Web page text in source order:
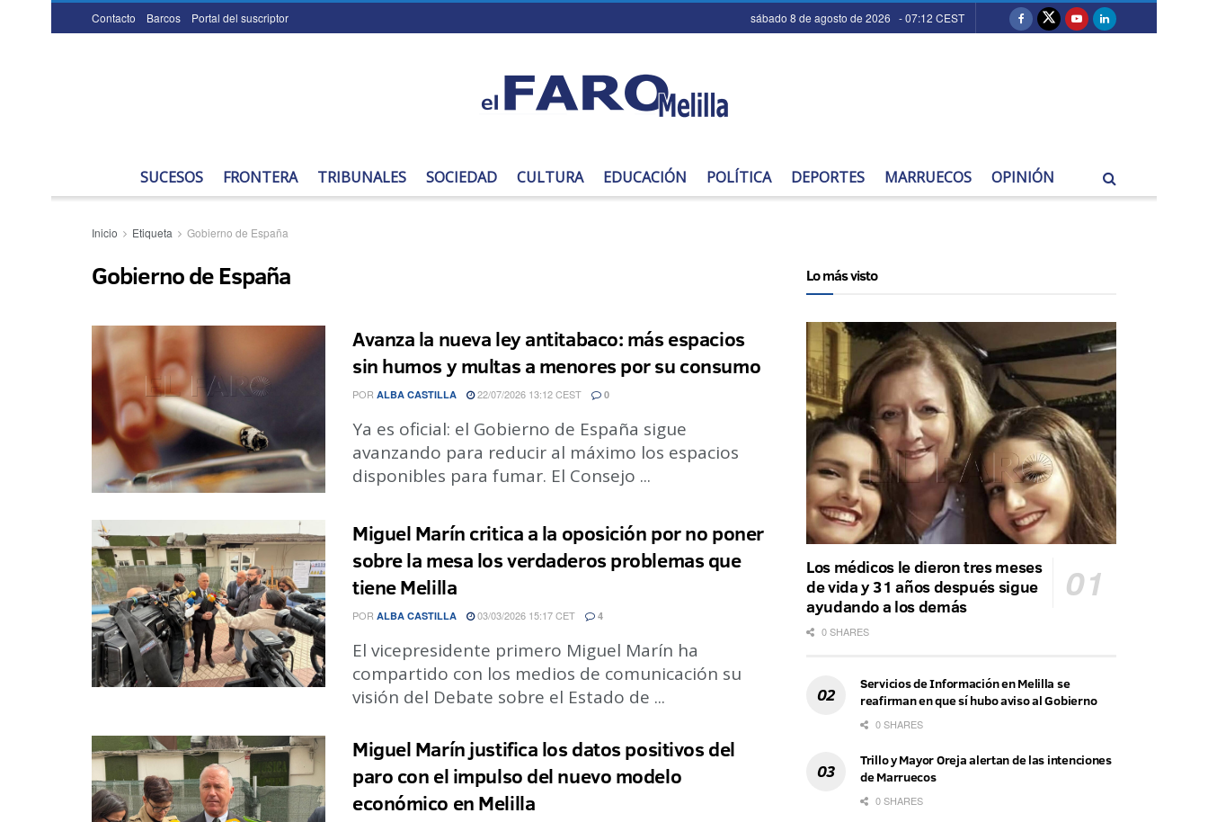
Contacto Barcos Portal del suscriptor sábado 8 de agosto de 2026 - 07:12 CEST
SUCESOS FRONTERA TRIBUNALES SOCIEDAD CULTURA EDUCACIÓN POLÍTICA DEPORTES MARRUECOS OPINIÓN
Inicio Etiqueta Gobierno de España
Gobierno de España
Avanza la nueva ley antitabaco: más espacios
sin humos y multas a menores por su consumo
POR ALBA CASTILLA 22/07/2026 13:12 CEST 0
Ya es oficial: el Gobierno de España sigue
avanzando para reducir al máximo los espacios
disponibles para fumar. El Consejo ...
Miguel Marín critica a la oposición por no poner
sobre la mesa los verdaderos problemas que
tiene Melilla
POR ALBA CASTILLA 03/03/2026 15:17 CET 4
El vicepresidente primero Miguel Marín ha
compartido con los medios de comunicación su
visión del Debate sobre el Estado de ...
Miguel Marín justifica los datos positivos del
paro con el impulso del nuevo modelo
económico en Melilla
Lo más visto
Los médicos le dieron tres meses
de vida y 31 años después sigue
ayudando a los demás
0 SHARES
Servicios de Información en Melilla se
reafirman en que sí hubo aviso al Gobierno
0 SHARES
Trillo y Mayor Oreja alertan de las intenciones
de Marruecos
0 SHARES